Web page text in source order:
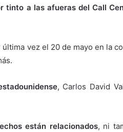
tinto a las afueras del Call
vez el 20 de mayo en la
, Carlos David
están relacionados, ni